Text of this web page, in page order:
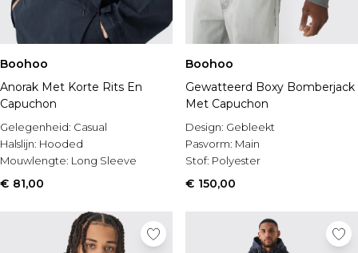
Boohoo
Anorak Met Korte Rits En
Capuchon
Gelegenheid: Casual
Halslijn: Hooded
Mouwlengte: Long Sleeve
€ 81,00
Boohoo
Gewatteerd Boxy Bomberjack
Met Capuchon
Design: Gebleekt
Pasvorm: Main
Stof: Polyester
€ 150,00